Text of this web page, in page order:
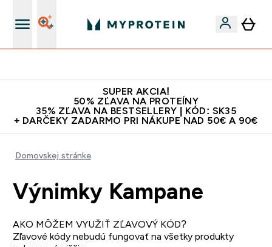
SUPER AKCIA!
50% ZĽAVA NA PROTEÍNY
35% ZĽAVA NA BESTSELLERY | KÓD: SK35
+ DARČEKY ZADARMO PRI NÁKUPE NAD 50€ A 90€
Domovskej stránke
Výnimky Kampane
AKO MÔŽEM VYUŽIŤ ZĽAVOVÝ KÓD?
Zľavové kódy nebudú fungovať na všetky produkty